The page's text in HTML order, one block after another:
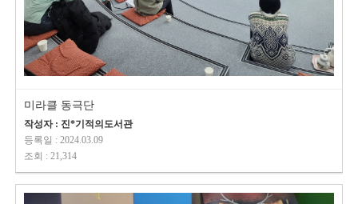
미라클 동극단
작성자 : 진*기적의도서관
등록일 : 2024.03.09
조회 : 21,314